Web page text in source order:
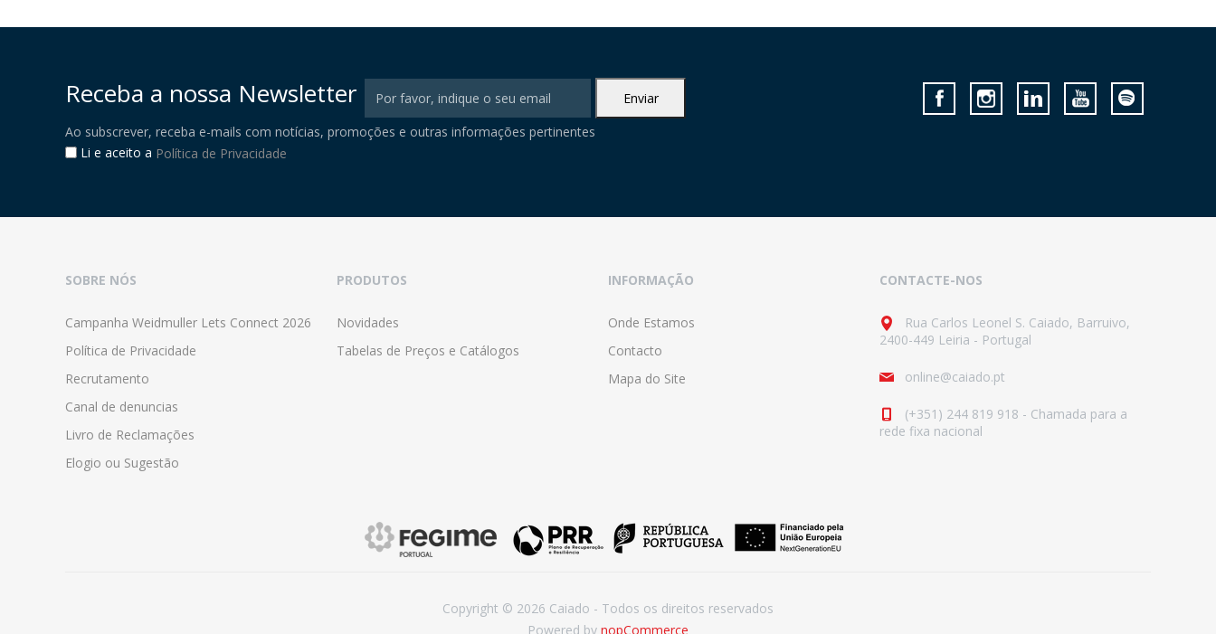
Receba a nossa Newsletter
Ao subscrever, receba e-mails com notícias, promoções e outras informações pertinentes
Li e aceito a Política de Privacidade
SOBRE NÓS
Campanha Weidmuller Lets Connect 2026
Política de Privacidade
Recrutamento
Canal de denuncias
Livro de Reclamações
Elogio ou Sugestão
PRODUTOS
Novidades
Tabelas de Preços e Catálogos
INFORMAÇÃO
Onde Estamos
Contacto
Mapa do Site
CONTACTE-NOS
Rua Carlos Leonel S. Caiado, Barruivo,
2400-449 Leiria - Portugal
online@caiado.pt
(+351) 244 819 918 - Chamada para a
rede fixa nacional
Copyright © 2026 Caiado - Todos os direitos reservados
Powered by nopCommerce